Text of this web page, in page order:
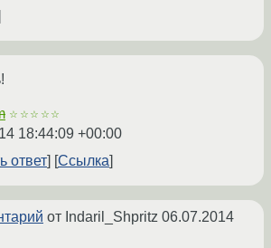
☆☆☆☆☆
18:44:09 +00:00
ответ
Ссылка
от Indaril_Shpritz 06.07.2014